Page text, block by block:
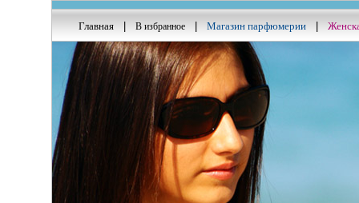
Главная В избранное Магазин парфюмерии